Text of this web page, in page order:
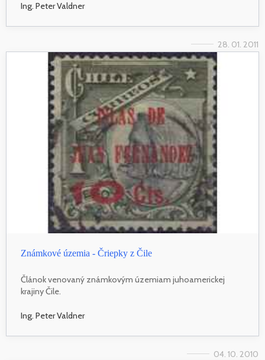
Ing. Peter Valdner
28. 01. 2011
Známkové územia - Čriepky z Čile
Článok venovaný známkovým územiam juhoamerickej
krajiny Čile.
Ing. Peter Valdner
04. 10. 2010